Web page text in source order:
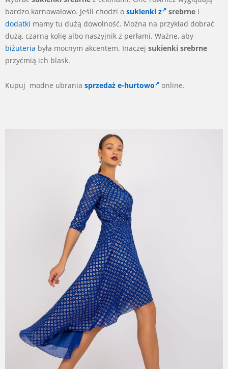
bardzo karnawałowo. Jeśli chodzi o sukienki z srebrne i
dodatki mamy tu dużą dowolność. Można na przykład dobrać
dużą, czarną kolię albo naszyjnik z perłami. Ważne, aby
biżuteria była mocnym akcentem. Inaczej sukienki srebrne
przyćmią ich blask.
Kupuj modne ubrania sprzedaż e-hurtowo online.